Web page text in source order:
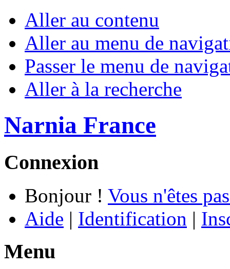
Aller au contenu
Aller au menu de
Passer le menu de
Aller à la recherche
Narnia France
Connexion
Bonjour ! Vous n'êtes
Aide | Identification |
Menu